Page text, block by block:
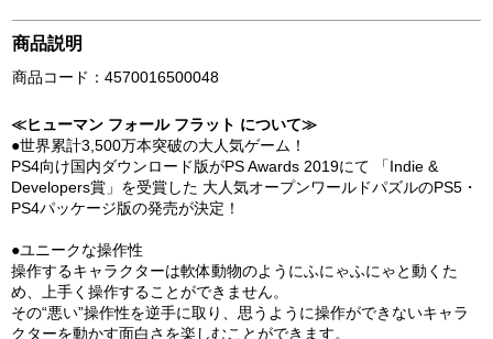
商品説明
商品コード：4570016500048
≪ヒューマン フォール フラット について≫
●世界累計3,500万本突破の大人気ゲーム！
PS4向け国内ダウンロード版がPS Awards 2019にて 「Indie &
Developers賞」を受賞した 大人気オープンワールドパズルのPS5・
PS4パッケージ版の発売が決定！
●ユニークな操作性
操作するキャラクターは軟体動物のようにふにゃふにゃと動くた
め、上手く操作することができません。
その“悪い”操作性を逆手に取り、思うように操作ができないキャラ
クターを動かす面白さを楽しむことができます。